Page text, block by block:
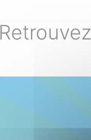
Retrouvez